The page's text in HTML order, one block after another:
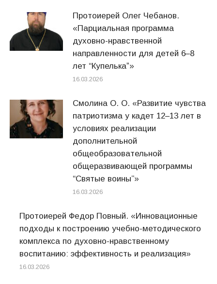
Протоиерей Олег Чебанов.
«Парциальная программа
духовно-нравственной
направленности для детей 6–8
лет “Купелькаˮ»
16.03.2026
Смолина О. О. «Развитие чувства
патриотизма у кадет 12–13 лет в
условиях реализации
дополнительной
общеобразовательной
общеразвивающей программы
“Святые воины”»
16.03.2026
Протоиерей Федор Повный. «Инновационные
подходы к построению учебно-методического
комплекса по духовно-нравственному
воспитанию: эффективность и реализация»
16.03.2026